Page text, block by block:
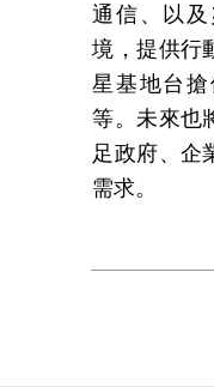
通信、以
境，提供行
星基地台
等。未來也
足政府、企
需求。